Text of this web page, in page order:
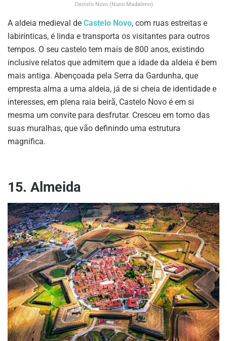
Castelo Novo (Nuno Madaleno)
A aldeia medieval de Castelo Novo, com ruas estreitas e
labirínticas, é linda e transporta os visitantes para outros
tempos. O seu castelo tem mais de 800 anos, existindo
inclusive relatos que admitem que a idade da aldeia é bem
mais antiga. Abençoada pela Serra da Gardunha, que
empresta alma a uma aldeia, já de si cheia de identidade e
interesses, em plena raia beirã, Castelo Novo é em si
mesma um convite para desfrutar. Cresceu em torno das
suas muralhas, que vão definindo uma estrutura
magnífica.
15. Almeida